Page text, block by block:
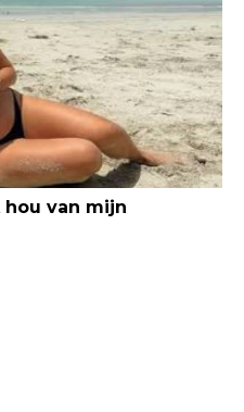
hou van mijn